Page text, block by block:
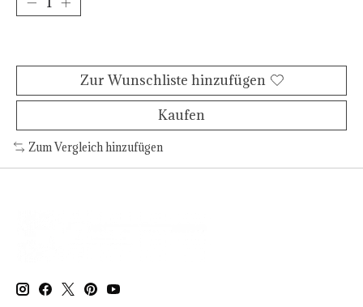
Zur Wunschliste hinzufügen
Kaufen
Zum Vergleich hinzufügen